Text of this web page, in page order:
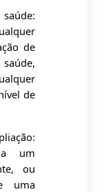
de
de
um
ou
uma